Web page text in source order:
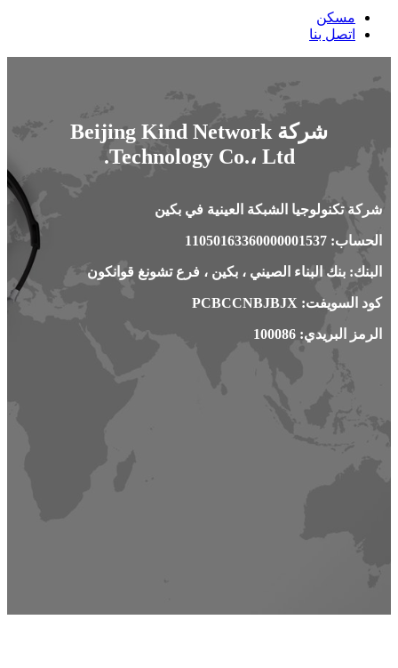
مسكن
اتصل بنا
شركة Beijing Kind Network
Technology Co.، Ltd.
شركة تكنولوجيا الشبكة العينية في بكين
الحساب: 11050163360000001537
البنك: بنك البناء الصيني ، بكين ، فرع تشونغ قوانكون
كود السويفت: PCBCCNBJBJX
الرمز البريدي: 100086